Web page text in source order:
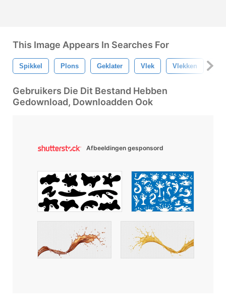
This Image Appears In Searches For
Spikkel Plons Geklater Vlek Vlekken
Gebruikers Die Dit Bestand Hebben
Gedownload, Downloadden Ook
Afbeeldingen gesponsord